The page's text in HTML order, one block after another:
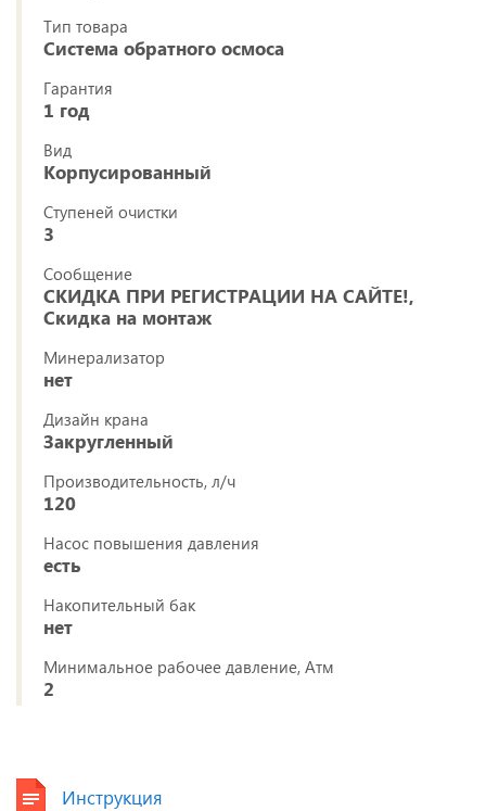
Тип товара
Система обратного осмоса
Гарантия
1 год
Вид
Корпусированный
Ступеней очистки
3
Сообщение
СКИДКА ПРИ РЕГИСТРАЦИИ НА САЙТЕ!,
Скидка на монтаж
Минерализатор
нет
Дизайн крана
Закругленный
Производительность, л/ч
120
Насос повышения давления
есть
Накопительный бак
нет
Минимальное рабочее давление, Атм
2
Инструкция